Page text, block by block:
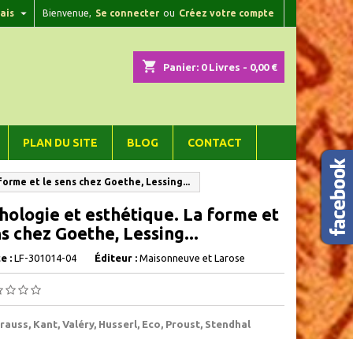
Bienvenue, Se connecter ou Créez votre compte

shopping_cart Panier: 0Livres - 0,00 €
PLAN DU SITE BLOG CONTACT
et le sens chez Goethe, Lessing...
et esthétique. La forme et
chez Goethe, Lessing...
: LF-301014-04 Éditeur : Maisonneuve et Larose
Kant, Valéry, Husserl, Eco, Proust, Stendhal